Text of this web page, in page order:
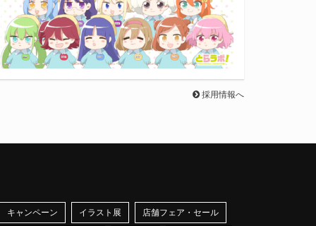
採用情報へ
キャンペーン イラスト展 店舗フェア・セール